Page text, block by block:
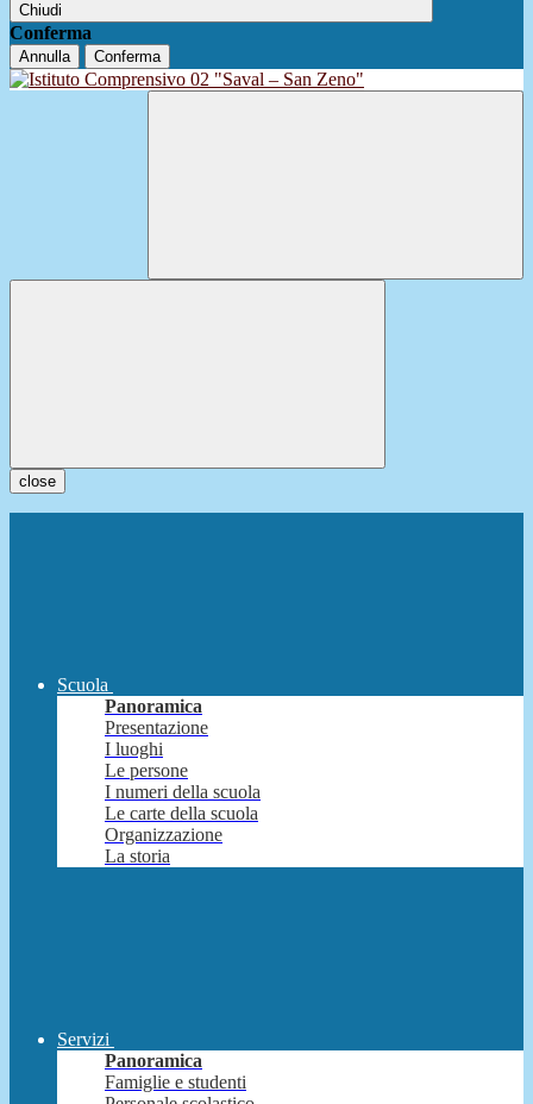
Chiudi
Conferma
Annulla Conferma
close
Scuola
Panoramica
Presentazione
I luoghi
Le persone
I numeri della scuola
Le carte della scuola
Organizzazione
La storia
Servizi
Panoramica
Famiglie e studenti